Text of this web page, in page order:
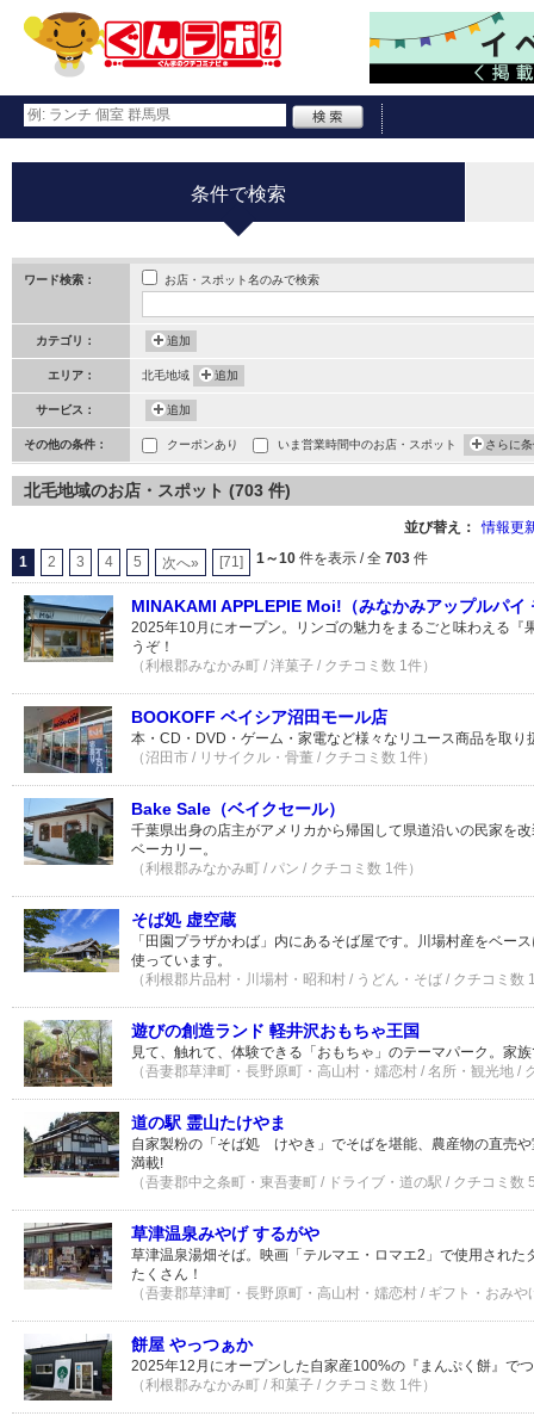
条件で検索
ワード検索： お店・スポット名のみで検索
カテゴリ： 追加
エリア： 北毛地域 追加
サービス： 追加
その他の条件： クーポンあり いま営業時間中のお店・スポット さらに
北毛地域のお店・スポット (703 件)
並び替え： 情報更
1 2 3 4 5 次へ» [71] 1～10 件を表示 / 全 703 件
MINAKAMI APPLEPIE Moi!（みなかみアップルパイ
2025年10月にオープン。リンゴの魅力をまるごと味わえる『
うぞ！
（利根郡みなかみ町 / 洋菓子 / クチコミ数 1件）
BOOKOFF ベイシア沼田モール店
本・CD・DVD・ゲーム・家電など様々なリユース商品を取り
（沼田市 / リサイクル・骨董 / クチコミ数 1件）
Bake Sale（ベイクセール）
千葉県出身の店主がアメリカから帰国して県道沿いの民家を
ベーカリー。
（利根郡みなかみ町 / パン / クチコミ数 1件）
そば処 虚空蔵
「田園プラザかわば」内にあるそば屋です。川場村産をベー
使っています。
（利根郡片品村・川場村・昭和村 / うどん・そば / クチコミ数
遊びの創造ランド 軽井沢おもちゃ王国
見て、触れて、体験できる「おもちゃ」のテーマパーク。家
（吾妻郡草津町・長野原町・高山村・嬬恋村 / 名所・観光地 /
道の駅 霊山たけやま
自家製粉の「そば処 けやき」でそばを堪能、農産物の直売
満載!
（吾妻郡中之条町・東吾妻町 / ドライブ・道の駅 / クチコミ数
草津温泉みやげ するがや
草津温泉湯畑そば。映画「テルマエ・ロマエ2」で使用された
たくさん！
（吾妻郡草津町・長野原町・高山村・嬬恋村 / ギフト・おみ
餅屋 やっつぁか
2025年12月にオープンした自家産100%の『まんぷく餅』で
（利根郡みなかみ町 / 和菓子 / クチコミ数 1件）